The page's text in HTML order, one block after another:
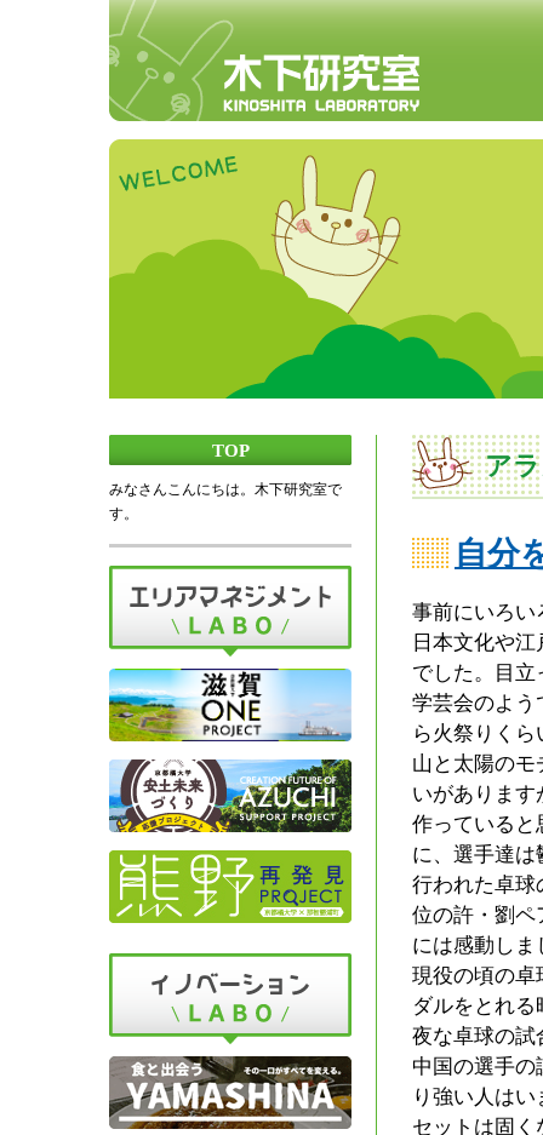
TOP
みなさんこんにちは。木下研究室で
す。
ア
自分
事前にいろい
日本文化や
でした。目
学芸会のよう
ら火祭りく
山と太陽の
いがありま
作っていると
に、選手達
行われた卓球
位の許・劉ペ
には感動し
現役の頃の卓
ダルをとれ
夜な卓球の試
中国の選手
り強い人は
セットは固